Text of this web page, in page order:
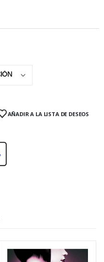
AÑADIR A LA LISTA DE DESEOS